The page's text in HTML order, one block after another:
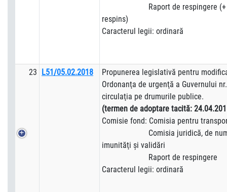
Raport de respingere (+
respins)
Caracterul legii: ordinară
23 L51/05.02.2018
Propunerea legislativă pentru
Ordonanţa de urgenţă a Guvernului
circulaţia pe drumurile publice.
(termen de adoptare tacită:
Comisie fond: Comisia pentru
Comisia juridică, de
imunităţi şi validări
Raport de respingere
Caracterul legii: ordinară